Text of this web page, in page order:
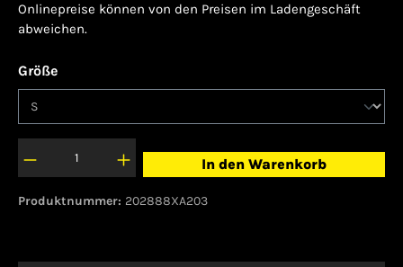
Onlinepreise können von den Preisen im Ladengeschäft
abweichen.
Größeauswählen
In den Warenkorb
Produktnummer: 202888XA203